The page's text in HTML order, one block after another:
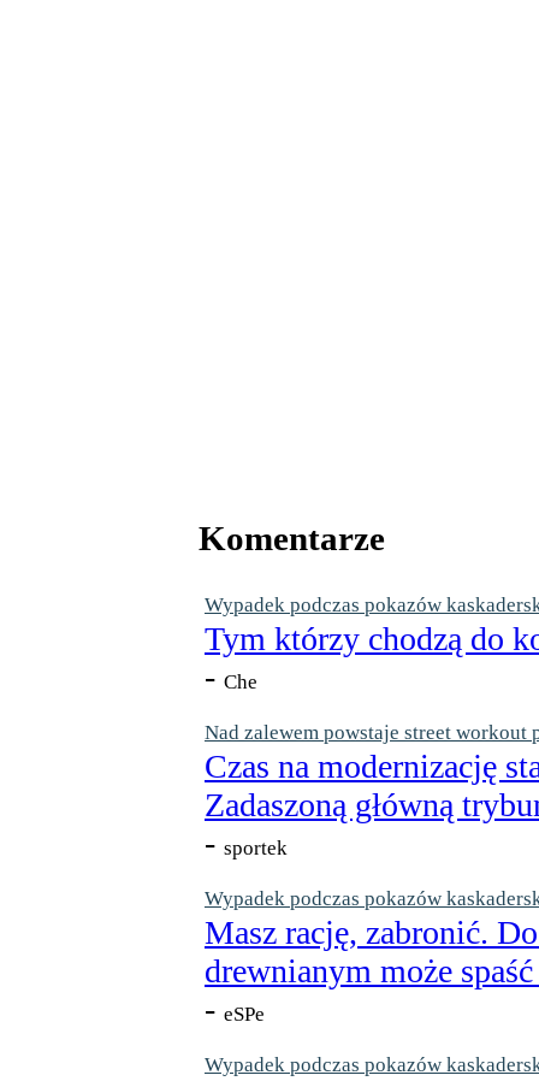
Komentarze
Wypadek podczas pokazów
Tym którzy chodzą do
- Che
Nad zalewem powstaje street workout
Czas na modernizację
Zadaszoną główną
- sportek
Wypadek podczas pokazów
Masz rację, zabronić.
drewnianym może
- eSPe
Wypadek podczas pokazów